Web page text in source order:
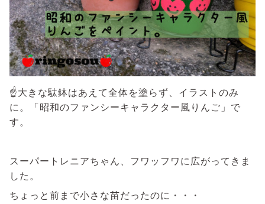
☝大きな駄鉢はあえて全体を塗らず、イラストのみ
に。「昭和のファンシーキャラクター風りんご」で
す。
スーパートレニアちゃん、フワッフワに広がってきま
した。
ちょっと前まで小さな苗だったのに・・・